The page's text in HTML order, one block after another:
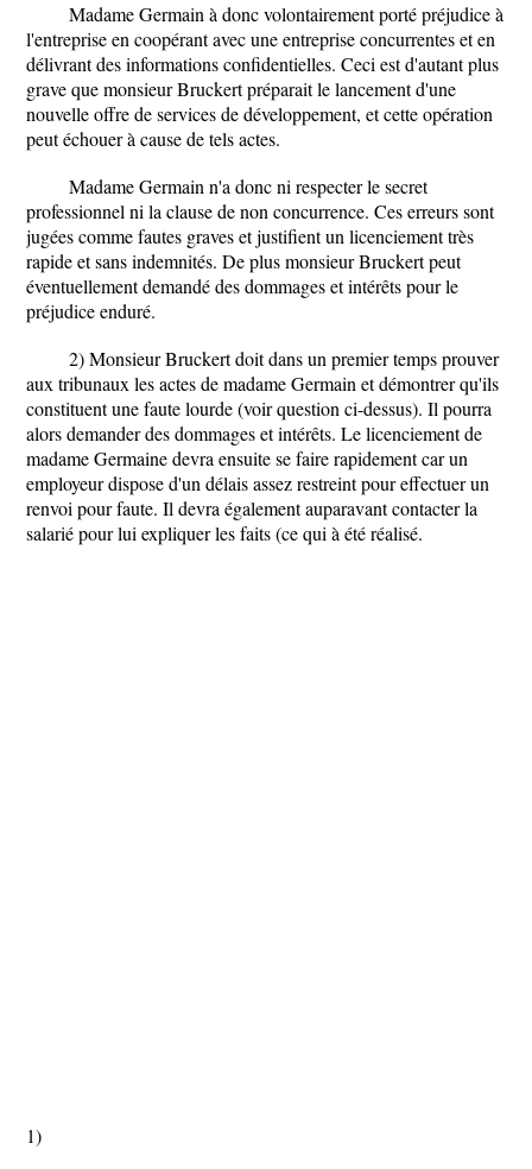
Madame Germain à donc volontairement porté préjudice à
l'entreprise en coopérant avec une entreprise concurrentes et en
délivrant des informations confidentielles. Ceci est d'autant plus
grave que monsieur Bruckert préparait le lancement d'une
nouvelle offre de services de développement, et cette opération
peut échouer à cause de tels actes.
Madame Germain n'a donc ni respecter le secret
professionnel ni la clause de non concurrence. Ces erreurs sont
jugées comme fautes graves et justifient un licenciement très
rapide et sans indemnités. De plus monsieur Bruckert peut
éventuellement demandé des dommages et intérêts pour le
préjudice enduré.
2) Monsieur Bruckert doit dans un premier temps prouver
aux tribunaux les actes de madame Germain et démontrer qu'ils
constituent une faute lourde (voir question ci-dessus). Il pourra
alors demander des dommages et intérêts. Le licenciement de
madame Germaine devra ensuite se faire rapidement car un
employeur dispose d'un délais assez restreint pour effectuer un
renvoi pour faute. Il devra également auparavant contacter la
salarié pour lui expliquer les faits (ce qui à été réalisé.
1)